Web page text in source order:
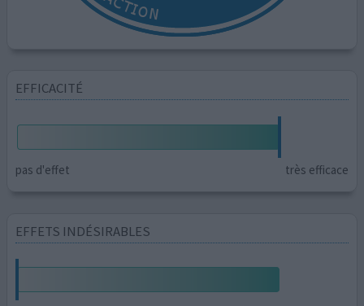
EFFICACITÉ
pas d'effet très efficace
EFFETS INDÉSIRABLES